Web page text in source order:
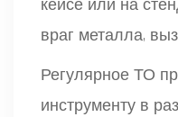
кейсе или на
враг металла,
Регулярное ТО
инструменту в